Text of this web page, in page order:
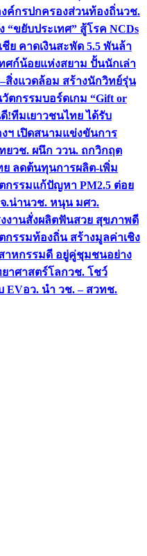
งค์กรปกครองส่วนท้องถิ่นวช.
“ขยับประเทศ” สู้โรค NCDs
ย คาดเงินสะพัด 5.5 พันล้า
ศก์น้อยแห่งสยาม ปั้นนักเล่า
สิ่งแวดล้อม สร้างนักวิทย์รุ่น
ตกรรมบอร์ดเกม “Gift or
!ทีมเยาวชนไทย ได้รับ
ฯ เปิดสนามแข่งขันการ
ยวช. ผนึก ววน. ถกวิกฤต
ย ลดต้นทุนการผลิต-เพิ่ม
กรรมแก้ปัญหา PM2.5 ต่อย
.น่านวช. หนุน มศว.
งานสั่งผลิตฟันสวย สุขภาพดี
รรมท้องถิ่น สร้างมูลค่าเชิง
าหกรรมดี อยู่คู่ชุมชนอย่าง
ยาศาสตร์โลกวช. โชว์
EVอว. นำ วช. – สวทช.